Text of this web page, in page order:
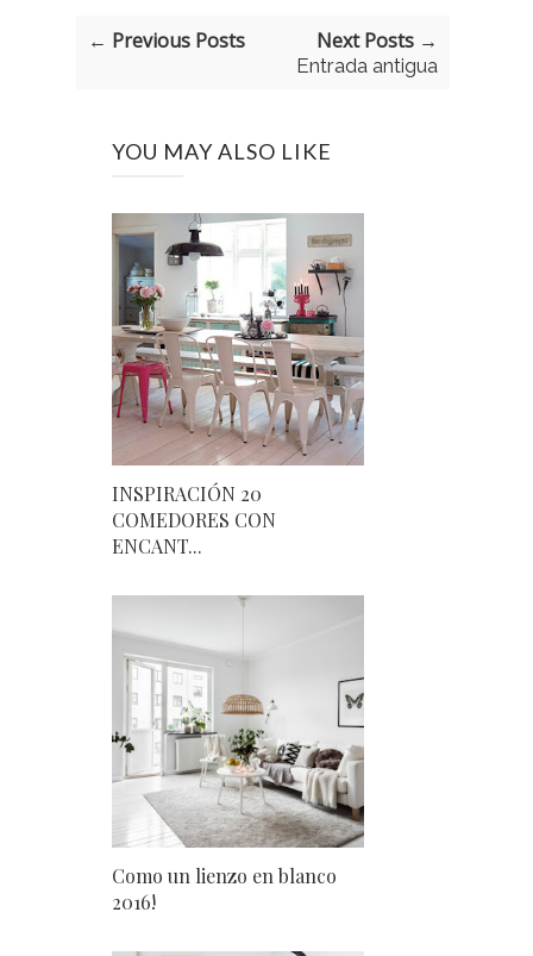
← Previous Posts Next Posts →
Entrada antigua
YOU MAY ALSO LIKE
INSPIRACIÓN 20
COMEDORES CON
ENCANT...
Como un lienzo en blanco
2016!